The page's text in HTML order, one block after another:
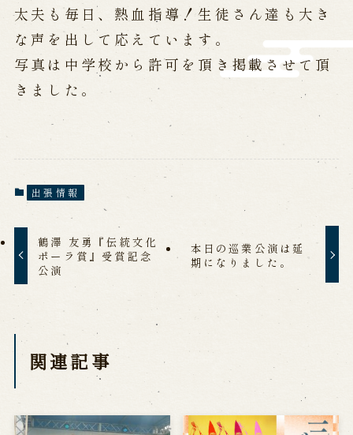
お問い合わせ
よくあるご質問
メールでお問い合わせ
お電話でお問い合わせ
メールフォームから予約
お電話で予約
求人情報
※株式会社うずのくに南あわじの求人情報ページへ移動します
関連施設
通販サイトうずのくに
うずの丘大鳴門橋記念館
太夫も毎日、熱血指導！生徒さん達も大き
な声を出して応えています。
写真は中学校から許可を頂き掲載させて頂
きました。
出張情報
鶴澤 友勇『伝統文化
ポーラ賞』受賞記念
公演
本日の巡業公演は延
期になりました。
関連記事